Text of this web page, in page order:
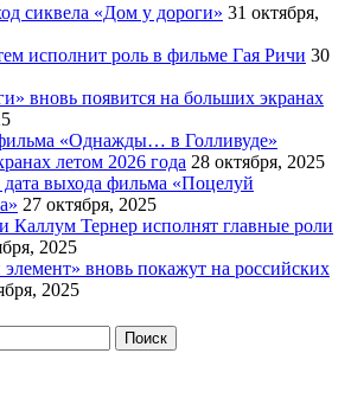
сиквела «Дом у дороги» 31 октября,
исполнит роль в фильме Гая Ричи 30
вновь появится на больших экранах
«Однажды… в Голливуде»
летом 2026 года 28 октября, 2025
дата выхода фильма «Поцелуй
27 октября, 2025
Каллум Тернер исполнят главные роли
2025
вновь покажут на российских
2025